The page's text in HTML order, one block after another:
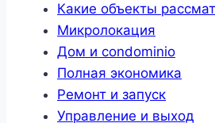
Какие объекты
Микролокация
Дом и condominio
Полная экономика
Ремонт и запуск
Управление и выход